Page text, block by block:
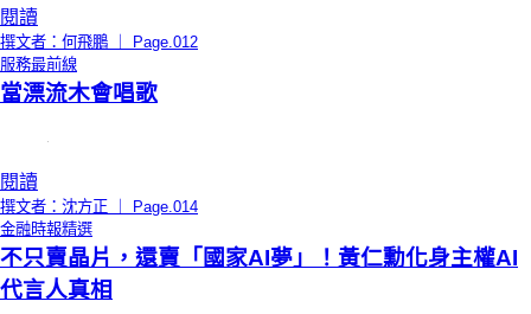
閱讀
撰文者：何飛鵬 ｜ Page.012
服務最前線
當漂流木會唱歌
閱讀
撰文者：沈方正 ｜ Page.014
金融時報精選
不只賣晶片，還賣「國家AI夢」！黃仁勳化身主權AI
代言人真相